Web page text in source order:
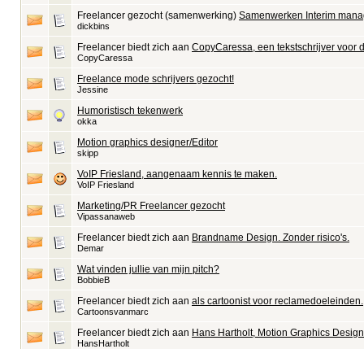
Freelancer gezocht (samenwerking) Samenwerken Interim
dickbins
Freelancer biedt zich aan CopyCaressa, een tekstschrijver voor
CopyCaressa
Freelance mode schrijvers gezocht!
Jessine
Humoristisch tekenwerk
okka
Motion graphics designer/Editor
skipp
VoIP Friesland, aangenaam kennis te maken.
VoIP Friesland
Marketing/PR Freelancer gezocht
Vipassanaweb
Freelancer biedt zich aan Brandname Design. Zonder risico's.
Demar
Wat vinden jullie van mijn pitch?
BobbieB
Freelancer biedt zich aan als cartoonist voor reclamedoeleinden.
Cartoonsvanmarc
Freelancer biedt zich aan Hans Hartholt, Motion Graphics Design
HansHartholt